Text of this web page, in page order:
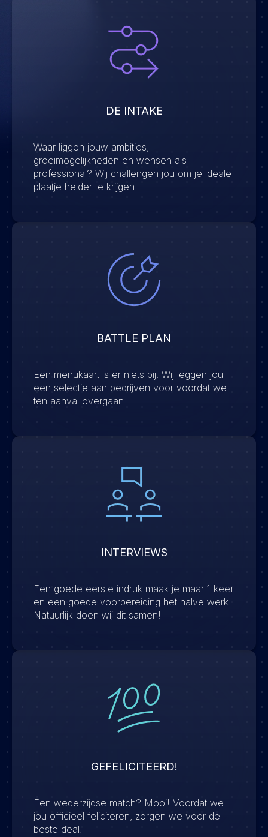
DE INTAKE
Waar liggen jouw ambities,
groeimogelijkheden en wensen als
professional? Wij challengen jou om je ideale
plaatje helder te krijgen.
BATTLE PLAN
Een menukaart is er niets bij. Wij leggen jou
een selectie aan bedrijven voor voordat we
ten aanval overgaan.
INTERVIEWS
Een goede eerste indruk maak je maar 1 keer
en een goede voorbereiding het halve werk.
Natuurlijk doen wij dit samen!
GEFELICITEERD!
Een wederzijdse match? Mooi! Voordat we
jou officieel feliciteren, zorgen we voor de
beste deal.